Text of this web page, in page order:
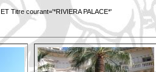
ET Titre courant='*RIVIERA PALACE*'